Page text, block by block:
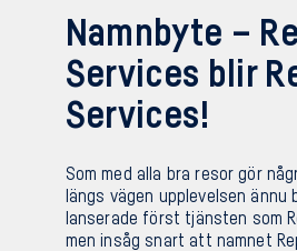
Teknisk support
Om oss
Sv En
Namnbyte –
Services blir
Services!
Som med alla bra resor gör
längs vägen upplevelsen ännu
lanserade först tjänsten som
men insåg snart att namnet